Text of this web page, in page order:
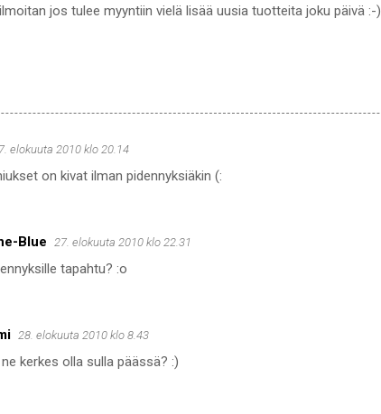
jos tulee myyntiin vielä lisää uusia tuotteita joku päivä :-)
elokuuta 2010 klo 20.14
on kivat ilman pidennyksiäkin (:
Blue 27. elokuuta 2010 klo 22.31
tapahtu? :o
28. elokuuta 2010 klo 8.43
kerkes olla sulla päässä? :)